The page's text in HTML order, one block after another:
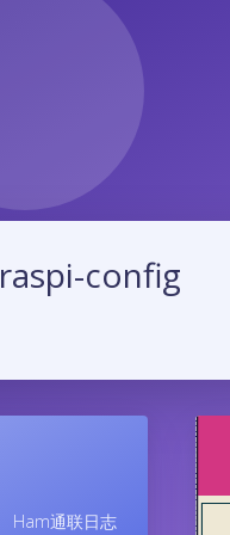
raspi-config
Ham通联日志